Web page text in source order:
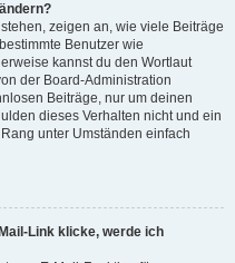
zeigen an, wie viele Beiträge
Benutzer wie
kannst du den Wortlaut
der Board-Administration
Beiträge, nur um deinen
dieses Verhalten nicht und ein
unter Umständen einfach
Link klicke, werde ich